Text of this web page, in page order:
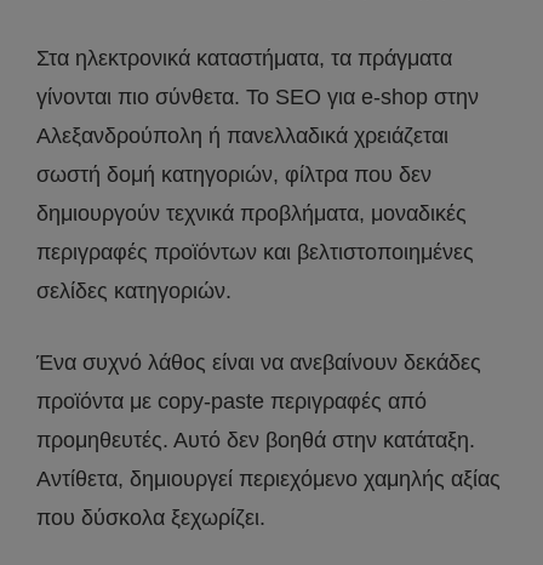
Στα ηλεκτρονικά καταστήματα, τα πράγματα
γίνονται πιο σύνθετα. Το SEO για e-shop στην
Αλεξανδρούπολη ή πανελλαδικά χρειάζεται
σωστή δομή κατηγοριών, φίλτρα που δεν
δημιουργούν τεχνικά προβλήματα, μοναδικές
περιγραφές προϊόντων και βελτιστοποιημένες
σελίδες κατηγοριών.
Ένα συχνό λάθος είναι να ανεβαίνουν δεκάδες
προϊόντα με copy-paste περιγραφές από
προμηθευτές. Αυτό δεν βοηθά στην κατάταξη.
Αντίθετα, δημιουργεί περιεχόμενο χαμηλής αξίας
που δύσκολα ξεχωρίζει.